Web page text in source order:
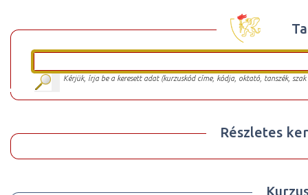
Kérjük, írja be a keresett adat (kurzuskód címe, kódja, oktató, tanszék,
Részletes